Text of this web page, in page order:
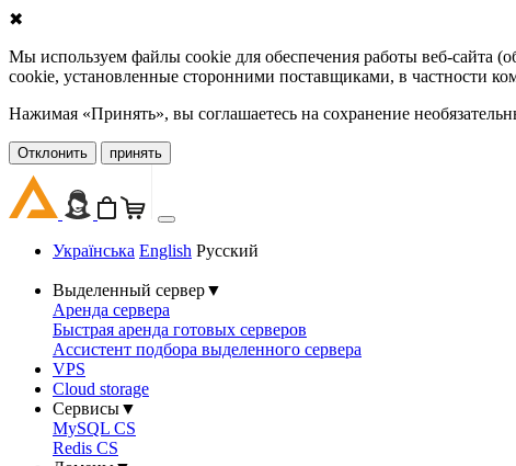
✖
Мы используем файлы cookie для обеспечения работы веб-сайта
cookie, установленные сторонними поставщиками, в частности
Нажимая «Принять», вы соглашаетесь на сохранение
Oтклонить принять
Українська English Русский
Выделенный сервер▼
Аренда сервера
Быстрая аренда готовых серверов
Ассистент подбора выделенного сервера
VPS
Cloud storage
Сервисы▼
MySQL CS
Redis CS